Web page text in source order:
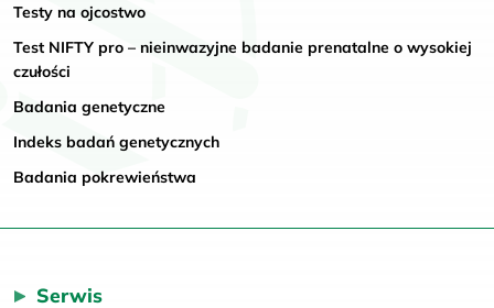
Testy na ojcostwo
Test NIFTY pro – nieinwazyjne badanie prenatalne o wysokiej
czułości
Badania genetyczne
Indeks badań genetycznych
Badania pokrewieństwa
Serwis